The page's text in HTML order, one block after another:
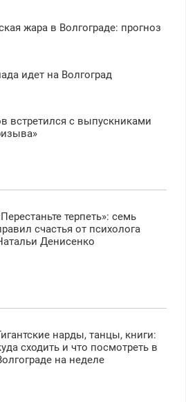
жара в Волгограде: прогноз
идет на Волгоград
встретился с выпускниками
терпеть»: семь
счастья от психолога
Денисенко
нарды, танцы, книги:
сходить и что посмотреть в
на неделе